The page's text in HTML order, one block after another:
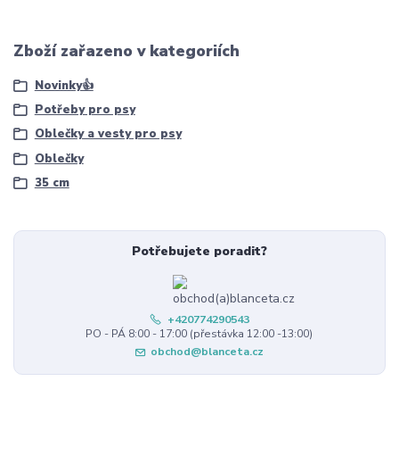
Zboží zařazeno v kategoriích
Novinky👍
Potřeby pro psy
Oblečky a vesty pro psy
Oblečky
35 cm
Potřebujete poradit?
+420774290543
PO - PÁ 8:00 - 17:00 (přestávka 12:00 -13:00)
obchod@blanceta.cz